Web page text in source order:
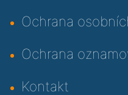
Ochrana
Ochrana
Kontakt